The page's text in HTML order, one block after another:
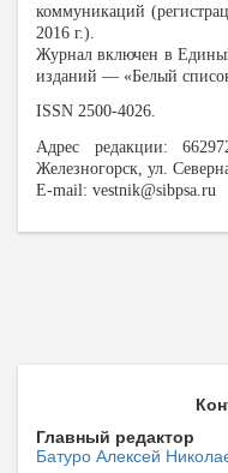
коммуникаций
2016 г.).
Журнал включен в
изданий — «Белый
ISSN 2500-4026.
Адрес редакции:
Железногорск, ул.
E-mail: vestnik@sibpsa.ru
Главный редактор
Батуро Алексей